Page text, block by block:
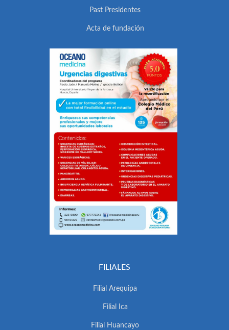
Past Presidentes
Acta de fundación
FILIALES
Filial Arequipa
Filial Ica
Filial Huancayo